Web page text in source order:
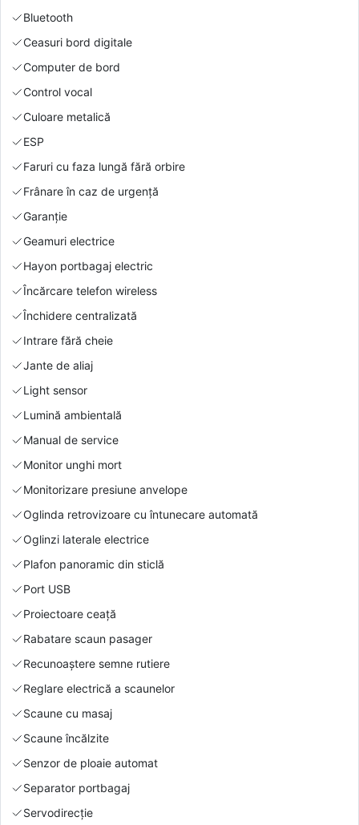
Bluetooth
Ceasuri bord digitale
Computer de bord
Control vocal
Culoare metalică
ESP
Faruri cu faza lungă fără orbire
Frânare în caz de urgență
Garanție
Geamuri electrice
Hayon portbagaj electric
Încărcare telefon wireless
Închidere centralizată
Intrare fără cheie
Jante de aliaj
Light sensor
Lumină ambientală
Manual de service
Monitor unghi mort
Monitorizare presiune anvelope
Oglinda retrovizoare cu întunecare automată
Oglinzi laterale electrice
Plafon panoramic din sticlă
Port USB
Proiectoare ceață
Rabatare scaun pasager
Recunoaștere semne rutiere
Reglare electrică a scaunelor
Scaune cu masaj
Scaune încălzite
Senzor de ploaie automat
Separator portbagaj
Servodirecție